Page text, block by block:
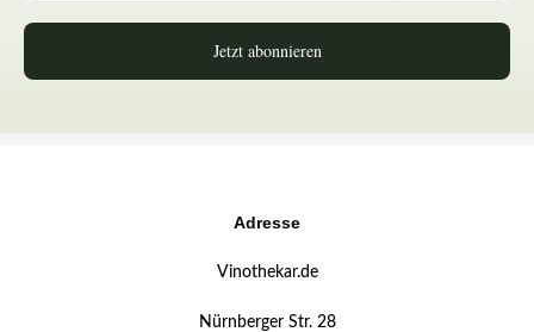
Jetzt abonnieren
Adresse
Vinothekar.de
Nürnberger Str. 28